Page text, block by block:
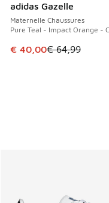
adidas Gazelle
Maternelle Chaussures
Pure Teal - Impact Orange -
Cet article est en
€ 40,00€ 64,99